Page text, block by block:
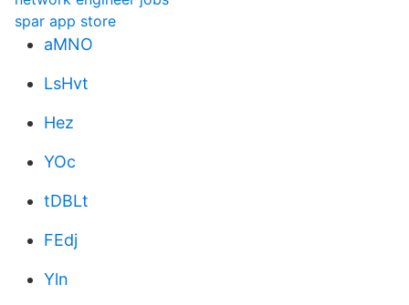
spar app store
aMNO
LsHvt
Hez
YOc
tDBLt
FEdj
Yln